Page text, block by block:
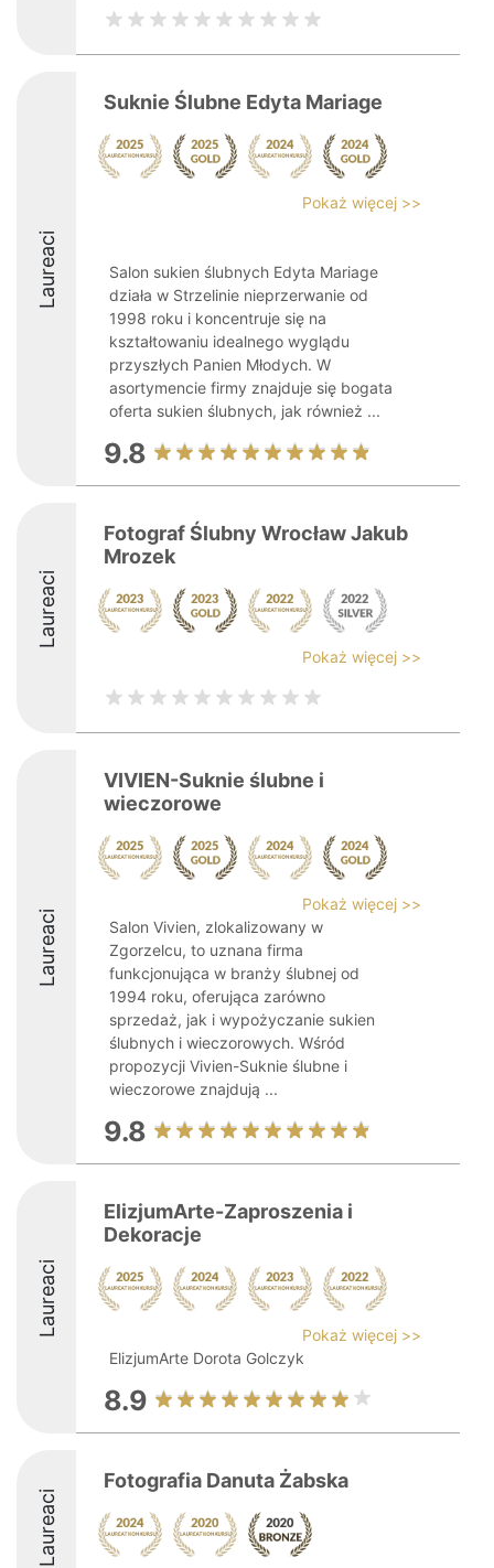
Laureaci
Suknie Ślubne Edyta Mariage
Pokaż więcej >>
Salon sukien ślubnych Edyta Mariage
działa w Strzelinie nieprzerwanie od
1998 roku i koncentruje się na
kształtowaniu idealnego wyglądu
przyszłych Panien Młodych. W
asortymencie firmy znajduje się bogata
oferta sukien ślubnych, jak również ...
9.8
Laureaci
Fotograf Ślubny Wrocław Jakub
Mrozek
Pokaż więcej >>
Laureaci
VIVIEN-Suknie ślubne i
wieczorowe
Pokaż więcej >>
Salon Vivien, zlokalizowany w
Zgorzelcu, to uznana firma
funkcjonująca w branży ślubnej od
1994 roku, oferująca zarówno
sprzedaż, jak i wypożyczanie sukien
ślubnych i wieczorowych. Wśród
propozycji Vivien-Suknie ślubne i
wieczorowe znajdują ...
9.8
Laureaci
ElizjumArte-Zaproszenia i
Dekoracje
Pokaż więcej >>
ElizjumArte Dorota Golczyk
8.9
Laureaci
Fotografia Danuta Żabska